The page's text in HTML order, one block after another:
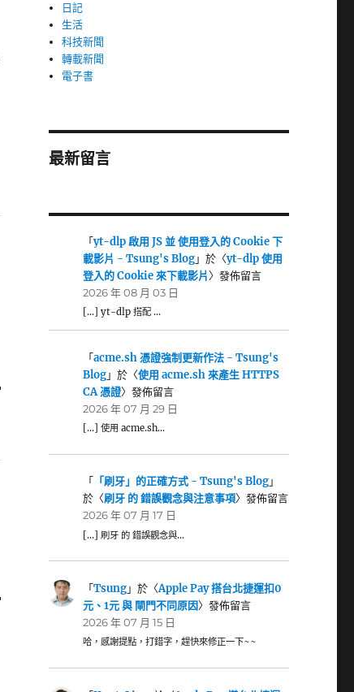
日記
生活
科技新聞
轉載新聞
電子書
最新留言
「yt-dlp 啟用 JS 並 使用登入的 Cookie 下
載影片 - Tsung's Blog」於〈yt-dlp 使用
登入的 Cookie 來下載影片〉發佈留言
2026 年 08 月 03 日
[…] yt-dlp 搭配 …
「acme.sh 憑證強制更新作法 - Tsung's
Blog」於〈使用 acme.sh 來產生 HTTPS
CA 憑證〉發佈留言
2026 年 07 月 29 日
[…] 使用 acme.sh…
「 「刷牙」的正確方式 - Tsung's Blog」
於〈刷牙 的 錯誤觀念與注意事項〉發佈留言
2026 年 07 月 17 日
[…] 刷牙 的 錯誤觀念與…
「Tsung」於〈Apple Pay 搭台北捷運扣0
元、1元 與 閘門不同原因〉發佈留言
2026 年 07 月 15 日
哈，感謝提點，打錯字，趕快來修正一下~~